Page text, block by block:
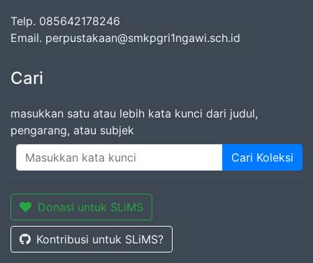
Telp. 085642178246
Email. perpustakaan@smkpgri1ngawi.sch.id
Cari
masukkan satu atau lebih kata kunci dari judul,
pengarang, atau subjek
Cari Koleksi
Donasi untuk SLiMS
Kontribusi untuk SLiMS?